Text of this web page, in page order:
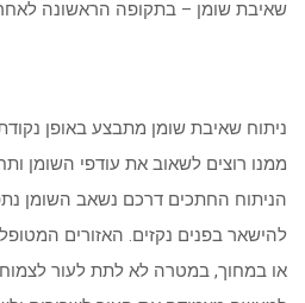
שאיבת שומן – בתקופה הראשונה
ניתוח שאיבת שומן מתבצע באופן
ממנו רוצים לשאוב את עודפי השומן
הניתוח החתכים דרכם נשאב השומן
להישאר בפנים נקזים. האזורים
או במחוך, במטרה לא לתת לעור